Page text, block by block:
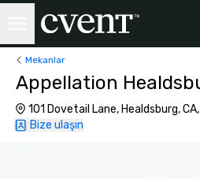
Mekanlar
Appellation
101 Dovetail Lane, Healdsburg,
Bize ulaşın